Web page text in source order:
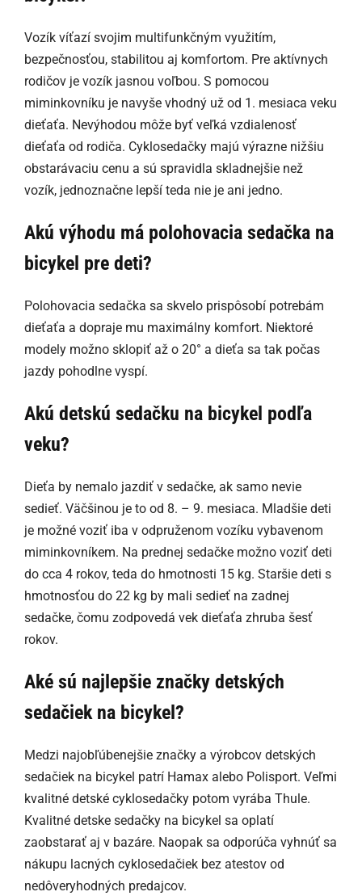
Vozík víťazí svojim multifunkčným využitím,
bezpečnosťou, stabilitou aj komfortom. Pre aktívnych
rodičov je vozík jasnou voľbou. S pomocou
miminkovníku je navyše vhodný už od 1. mesiaca veku
dieťaťa. Nevýhodou môže byť veľká vzdialenosť
dieťaťa od rodiča. Cyklosedačky majú výrazne nižšiu
obstarávaciu cenu a sú spravidla skladnejšie než
vozík, jednoznačne lepší teda nie je ani jedno.
Akú výhodu má polohovacia sedačka na
bicykel pre deti?
Polohovacia sedačka sa skvelo prispôsobí potrebám
dieťaťa a dopraje mu maximálny komfort. Niektoré
modely možno sklopiť až o 20° a dieťa sa tak počas
jazdy pohodlne vyspí.
Akú detskú sedačku na bicykel podľa
veku?
Dieťa by nemalo jazdiť v sedačke, ak samo nevie
sedieť. Väčšinou je to od 8. – 9. mesiaca. Mladšie deti
je možné voziť iba v odpruženom vozíku vybavenom
miminkovníkem. Na prednej sedačke možno voziť deti
do cca 4 rokov, teda do hmotnosti 15 kg. Staršie deti s
hmotnosťou do 22 kg by mali sedieť na zadnej
sedačke, čomu zodpovedá vek dieťaťa zhruba šesť
rokov.
Aké sú najlepšie značky detských
sedačiek na bicykel?
Medzi najobľúbenejšie značky a výrobcov detských
sedačiek na bicykel patrí Hamax alebo Polisport. Veľmi
kvalitné detské cyklosedačky potom vyrába Thule.
Kvalitné detske sedačky na bicykel sa oplatí
zaobstarať aj v bazáre. Naopak sa odporúča vyhnúť sa
nákupu lacných cyklosedačiek bez atestov od
nedôveryhodných predajcov.